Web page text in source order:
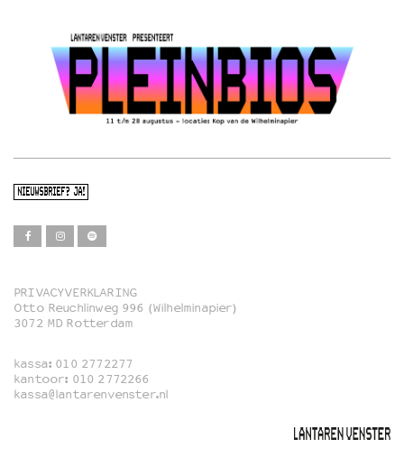
NIEUWSBRIEF? JA!
Film
Familie
Film in English
PRIVACYVERKLARING
Otto Reuchlinweg 996 (Wilhelminapier)
3072 MD Rotterdam
kassa: 010 2772277
kantoor: 010 2772266
kassa@lantarenvenster.nl